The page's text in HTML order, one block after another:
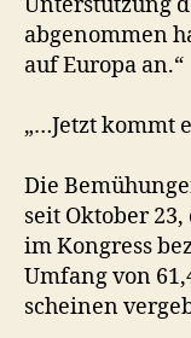
abgenommen
auf Europa an.“
„…Jetzt kommt
Die
seit Oktober
im Kongress
Umfang von
scheinen